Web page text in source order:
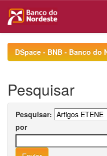
navigationDSpace - BNB - Banco do
Pesquisar
Pesquisar:
por